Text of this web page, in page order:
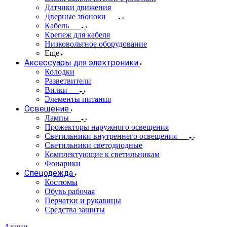
Датчики движения
Дверные звоноки
Кабель
Крепеж для кабеля
Низковольтное оборудование
Еще
Аксессуары для электроники
Колодки
Разветвители
Вилки
Элементы питания
Освещение
Лампы
Прожекторы наружного освещения
Светильники внутреннего освещения
Светильники светодиодные
Комплектующие к светильникам
Фонарики
Спецодежда
Костюмы
Обувь рабочая
Перчатки и рукавицы
Средства защиты